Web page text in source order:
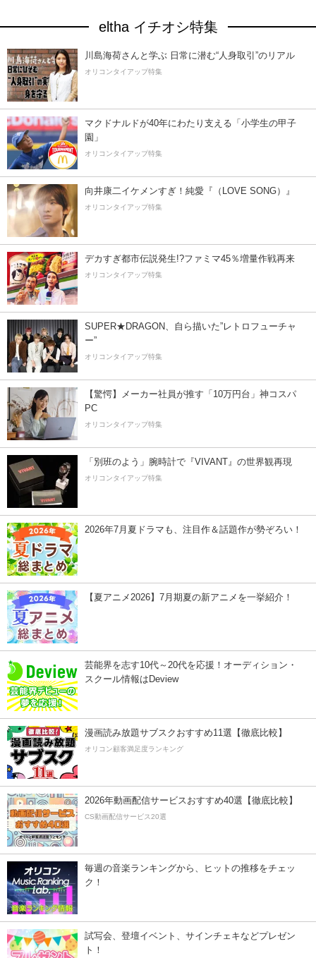
eltha イチオシ特集
川島海荷さんと学ぶ 日常に潜む“人身取引”のリアル
オリコンタイアップ特集
マクドナルドが40年にわたり支える「小学生の甲子
園」
オリコンタイアップ特集
向井康二イケメンすぎ！純愛『（LOVE SONG）』
オリコンタイアップ特集
デカすぎ都市伝説発生!?ファミマ45％増量作戦再来
オリコンタイアップ特集
SUPER★DRAGON、自ら描いた”レトロフューチャ
ー”
オリコンタイアップ特集
【驚愕】メーカー社員が推す「10万円台」神コスパ
PC
オリコンタイアップ特集
「別班のよう」腕時計で『VIVANT』の世界観再現
オリコンタイアップ特集
2026年7月夏ドラマも、注目作＆話題作が勢ぞろい！
【夏アニメ2026】7月期夏の新アニメを一挙紹介！
芸能界を志す10代～20代を応援！オーディション・
スクール情報はDeview
漫画読み放題サブスクおすすめ11選【徹底比較】
オリコン顧客満足度ランキング
2026年動画配信サービスおすすめ40選【徹底比較】
CS動画配信サービス20選
毎週の音楽ランキングから、ヒットの推移をチェッ
ク！
試写会、登壇イベント、サインチェキなどプレゼン
ト！